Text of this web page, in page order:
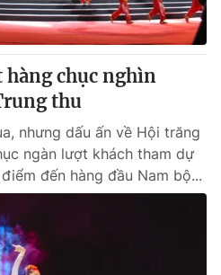
chục nghìn
thu
nhưng dấu ấn về Hội trăng
ngàn lượt khách tham dự
đến hàng đầu Nam bộ...